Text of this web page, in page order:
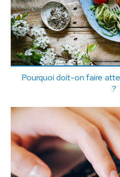
Pourquoi doit-on faire
?